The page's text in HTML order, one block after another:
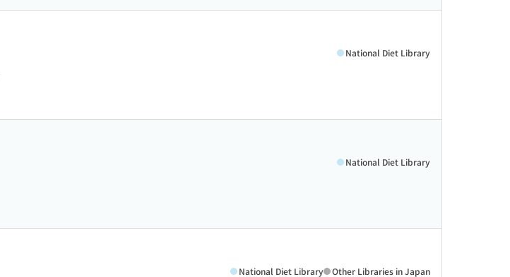
National Diet Library
National Diet Library
National Diet Library Other Libraries in Japan